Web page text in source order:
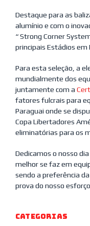
Destaque para as
alumínio e com o
“ Strong Corner
principais Estádios
Para esta seleção, a
mundialmente dos
juntamente com a
fatores fulcrais para
Paraguai onde se
Copa Libertadores
eliminatórias para os
Dedicamos o nosso
melhor se faz em
sendo a preferência
prova do nosso
Categorias